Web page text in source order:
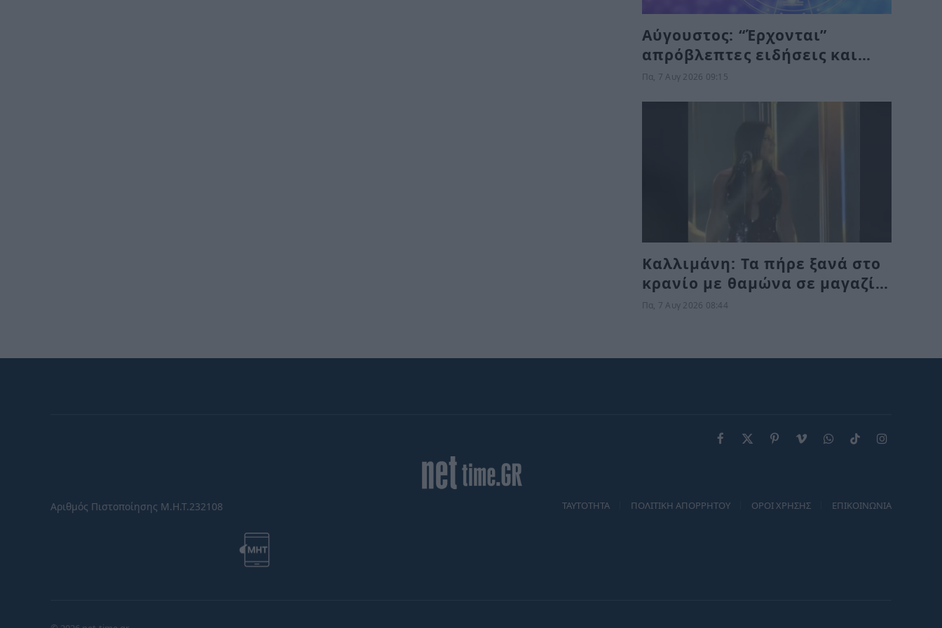
Αύγουστος: “Έρχονται”
απρόβλεπτες ειδήσεις και
αλλαγές για αυτά τα ζώδια
Πα, 7 Αυγ 2026 09:15
Καλλιμάνη: Τα πήρε ξανά στο
κρανίο με θαμώνα σε μαγαζί
και τους άφησε με το στόμα
Πα, 7 Αυγ 2026 08:44
Facebook
X
PinterestVimeoWhatsAppTikTokInstagram
Αριθμός Πιστοποίησης Μ.Η.Τ.232108 TAYTOTHTA ΠΟΛΙΤΙΚΗ ΑΠΟΡΡΗΤΟΥ ΟΡΟΙ ΧΡΗΣΗΣ ΕΠΙΚΟΙΝΩΝΙΑ